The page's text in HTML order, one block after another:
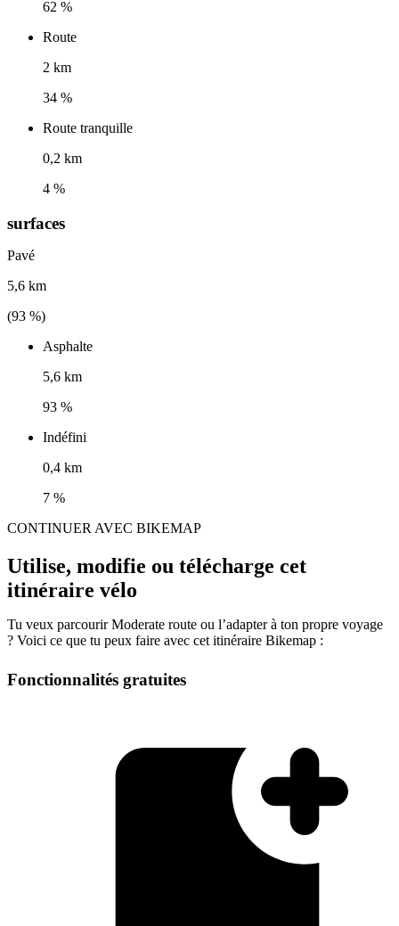
62 %
Route
2 km
34 %
Route tranquille
0,2 km
4 %
surfaces
Pavé
5,6 km
(93 %)
Asphalte
5,6 km
93 %
Indéfini
0,4 km
7 %
CONTINUER AVEC BIKEMAP
Utilise, modifie ou télécharge cet
itinéraire vélo
Tu veux parcourir Moderate route ou l’adapter à ton propre voyage
? Voici ce que tu peux faire avec cet itinéraire Bikemap :
Fonctionnalités gratuites